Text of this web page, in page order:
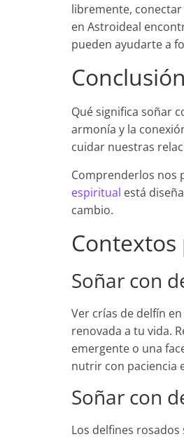
libremente,
en Astroideal
pueden ayudarte a
Conclusión
Qué significa soñar
armonía y la
cuidar nuestras
Comprenderlos nos
espiritual está
cambio.
Soñar con
Ver crías de delfín
renovada a tu vida.
emergente o una
nutrir con paciencia
Soñar con
Los delfines